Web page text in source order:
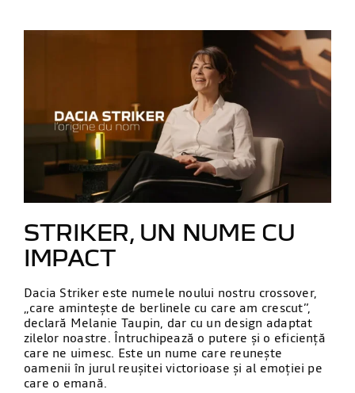
STRIKER, UN NUME CU
IMPACT
Dacia Striker este numele noului nostru crossover,
,,care amintește de berlinele cu care am crescut”,
declară Melanie Taupin, dar cu un design adaptat
zilelor noastre. Întruchipează o putere și o eficiență
care ne uimesc. Este un nume care reunește
oamenii în jurul reușitei victorioase și al emoției pe
care o emană.